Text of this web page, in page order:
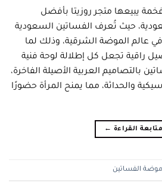
يبيعها متجر روزيتا بأفضل
حيث تُعرف الفساتين السعودية
في عالم الموضة الشرقية، وذلك لما
راقية تجعل كل إطلالة لوحة فنية
بالتصاميم العربية الأصيلة الفاخرة،
والحداثة، مما يمنح المرأة حضورًا
متابعة القراءة ←
موضة الفساتين